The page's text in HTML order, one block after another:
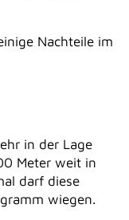
Nachteile im
in der Lage
Meter weit in
darf diese
wiegen.